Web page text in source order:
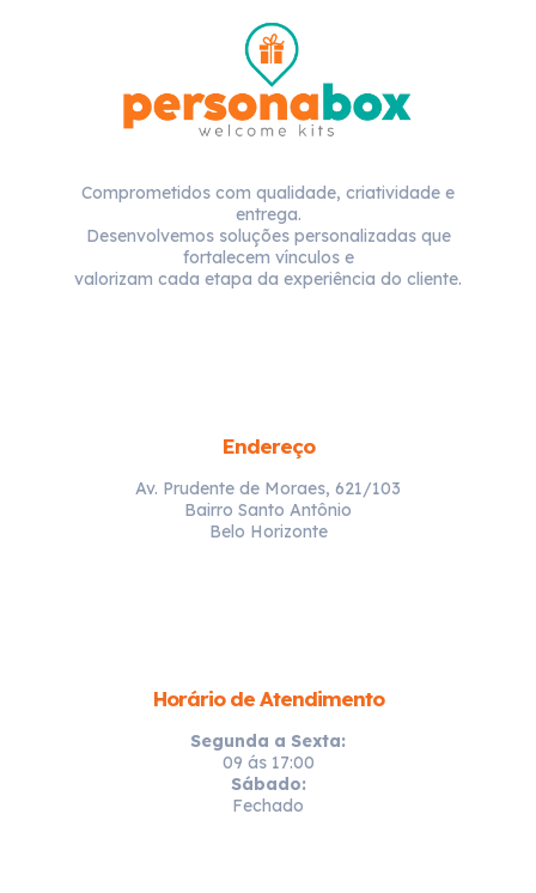
Comprometidos com qualidade, criatividade e
entrega.
Desenvolvemos soluções personalizadas que
fortalecem vínculos e
valorizam cada etapa da experiência do cliente.
Endereço
Av. Prudente de Moraes, 621/103
Bairro Santo Antônio
Belo Horizonte
Horário de Atendimento
Segunda a Sexta:
09 ás 17:00
Sábado:
Fechado